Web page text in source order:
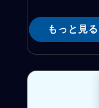
もっと見る